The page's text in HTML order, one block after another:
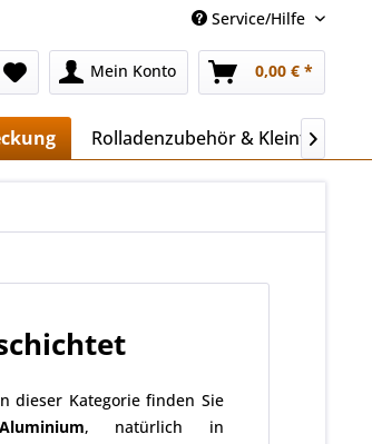
Service/Hilfe
Mein Konto 0,00 € *
Rolladenzubehör & Kleinteile

dieser Kategorie finden Sie
, natürlich in